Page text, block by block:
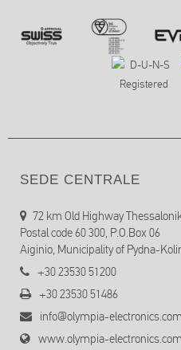
SEDE CENTRALE
72 km Old Highway
Postal code 60 300, P.O.Box 06
Aiginio, Municipality of Pydna-
+30 23530 51200
+30 23530 51486
info@olympia-electronics.com
www.olympia-electronics.com